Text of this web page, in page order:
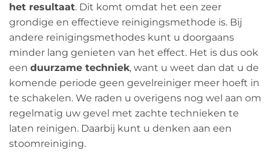
het resultaat. Dit komt omdat het een zeer
grondige en effectieve reinigingsmethode is. Bij
andere reinigingsmethodes kunt u doorgaans
minder lang genieten van het effect. Het is dus ook
een duurzame techniek, want u weet dan dat u de
komende periode geen gevelreiniger meer hoeft in
te schakelen. We raden u overigens nog wel aan om
regelmatig uw gevel met zachte technieken te
laten reinigen. Daarbij kunt u denken aan een
stoomreiniging.